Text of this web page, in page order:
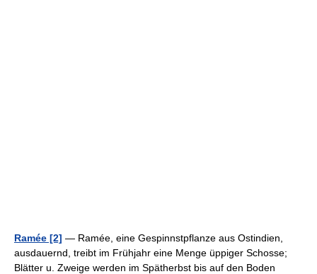
Ramée [2] — Ramée, eine Gespinnstpflanze aus Ostindien,
ausdauernd, treibt im Frühjahr eine Menge üppiger Schosse;
Blätter u. Zweige werden im Spätherbst bis auf den Boden